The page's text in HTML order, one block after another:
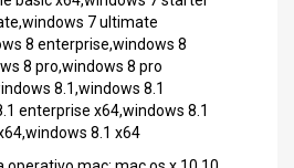
7 ultimate
8 enterprise,windows 8
8 pro,windows 8 pro
8.1,windows 8.1
enterprise x64,windows 8.1
8.1 x64